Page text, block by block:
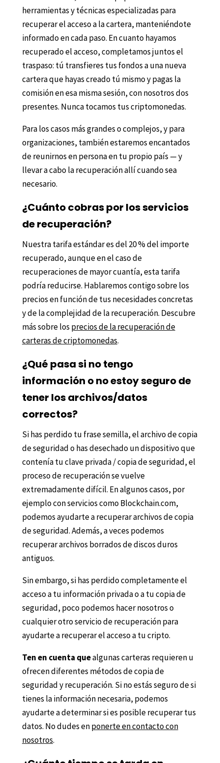
herramientas y técnicas especializadas para
recuperar el acceso a la cartera, manteniéndote
informado en cada paso. En cuanto hayamos
recuperado el acceso, completamos juntos el
traspaso: tú transfieres tus fondos a una nueva
cartera que hayas creado tú mismo y pagas la
comisión en esa misma sesión, con nosotros dos
presentes. Nunca tocamos tus criptomonedas.
Paralos casos más grandes o complejos, y para
organizaciones, también estaremos encantados
de reunirnosen persona en tu propio país — y
llevar a cabo la recuperación allí cuandosea
necesario.
¿Cuánto cobras por los servicios
de recuperación?
Nuestra tarifa estándar es del 20 % del importe
recuperado, aunque en el caso de
recuperaciones de mayor cuantía, esta tarifa
podría reducirse. Hablaremos contigo sobre los
precios en función de tus necesidades concretas
y de la complejidad de la recuperación. Descubre
más sobre los precios de la recuperación de
carteras de criptomonedas.
¿Qué pasa si no tengo
información o no estoy seguro de
tener los archivos/datos
correctos?
Si has perdido tu frase semilla, el archivo de copia
de seguridad o has desechado un dispositivo que
contenía tu clave privada / copia de seguridad, el
proceso de recuperación se vuelve
extremadamente difícil. En algunos casos, por
ejemplo con servicios como Blockchain.com,
podemos ayudarte a recuperar archivos de copia
de seguridad. Además, a veces podemos
recuperar archivos borrados de discos duros
antiguos.
Sin embargo, si has perdido completamente el
acceso a tu información privada o a tu copia de
seguridad, poco podemos hacer nosotros o
cualquier otro servicio de recuperación para
ayudarte a recuperar el acceso a tu cripto.
Ten en cuenta quealgunas carteras requieren u
ofrecen diferentes métodos de copia de
seguridad y recuperación. Si no estás seguro de si
tienes la información necesaria, podemos
ayudarte a determinar si es posible recuperar tus
datos. No dudes enponerte en contacto con
nosotros.